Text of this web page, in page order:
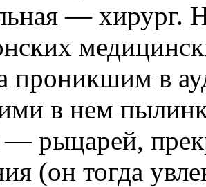
— хирург.
проникшим в
в нем
— рыцарей,
(он тогда